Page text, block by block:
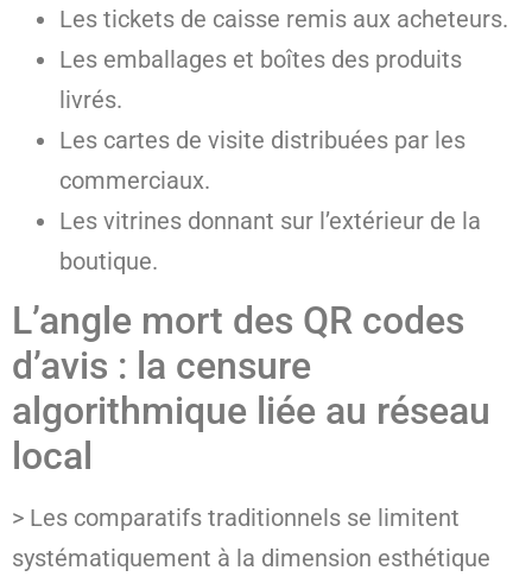
Les tickets de caisse remis aux acheteurs.
Les emballages et boîtes des produits
livrés.
Les cartes de visite distribuées par les
commerciaux.
Les vitrines donnant sur l’extérieur de la
boutique.
L’angle mort des QR codes
d’avis : la censure
algorithmique liée au réseau
local
> Les comparatifs traditionnels se limitent
systématiquement à la dimension esthétique